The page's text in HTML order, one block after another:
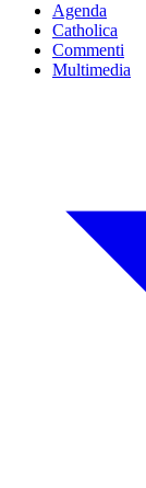
Agenda
Catholica
Commenti
Multimedia